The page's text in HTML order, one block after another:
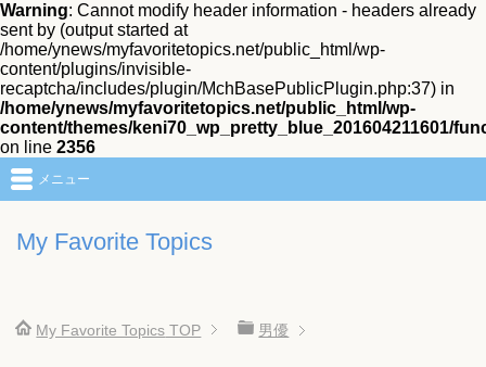
Warning: Cannot modify header information - headers already
sent by (output started at
/home/ynews/myfavoritetopics.net/public_html/wp-
content/plugins/invisible-
recaptcha/includes/plugin/MchBasePublicPlugin.php:37) in
/home/ynews/myfavoritetopics.net/public_html/wp-
content/themes/keni70_wp_pretty_blue_201604211601/
on line 2356
My Favorite Topics
メニュー
My Favorite Topics TOP 男優